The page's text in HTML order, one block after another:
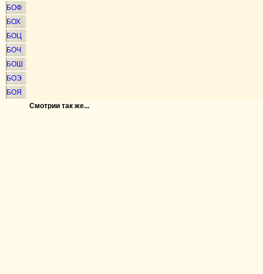
БОФ
БОХ
БОЦ
БОЧ
БОШ
БОЭ
БОЯ
Смотрии так же...